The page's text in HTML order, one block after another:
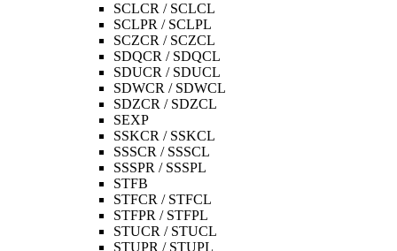
SCLCR / SCLCL
SCLPR / SCLPL
SCZCR / SCZCL
SDQCR / SDQCL
SDUCR / SDUCL
SDWCR / SDWCL
SDZCR / SDZCL
SEXP
SSKCR / SSKCL
SSSCR / SSSCL
SSSPR / SSSPL
STFB
STFCR / STFCL
STFPR / STFPL
STUCR / STUCL
STUPR / STUPL